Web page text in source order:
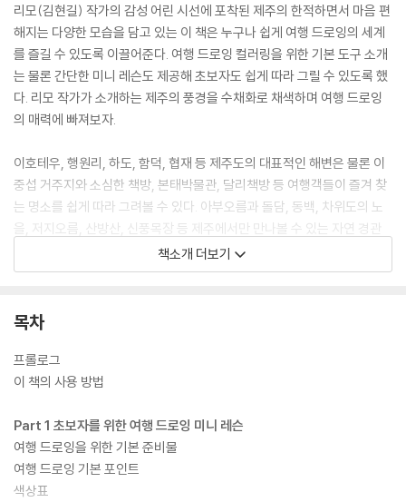
리모(김현길) 작가의 감성 어린 시선에 포착된 제주의 한적하면서 마음 편
해지는 다양한 모습을 담고 있는 이 책은 누구나 쉽게 여행 드로잉의 세계
를 즐길 수 있도록 이끌어준다. 여행 드로잉 컬러링을 위한 기본 도구 소개
는 물론 간단한 미니 레슨도 제공해 초보자도 쉽게 따라 그릴 수 있도록 했
다. 리모 작가가 소개하는 제주의 풍경을 수채화로 채색하며 여행 드로잉
의 매력에 빠져보자.
이호테우, 행원리, 하도, 함덕, 협재 등 제주도의 대표적인 해변은 물론 이
중섭 거주지와 소심한 책방, 본태박물관, 달리책방 등 여행객들이 즐겨 찾
는 명소를 쉽게 따라 그려볼 수 있다. 아부오름과 돌담, 동백, 차위도의 노
을, 저지오름, 산방산, 신풍목장 등 제주에서만 만나볼 수 있는 자연 경관
도 수채화 속에 담아볼 수 있다. 그림을 그리면서 제주 여행의 행복한 추억
을 떠올리고 그 특유의 감성을 다시금 만끽할 수 있는 시간을 선사하는 책
책소개 더보기
목차
프롤로그
이 책의 사용 방법
Part 1 초보자를 위한 여행 드로잉 미니 레슨
여행 드로잉을 위한 기본 준비물
여행 드로잉 기본 포인트
색상표